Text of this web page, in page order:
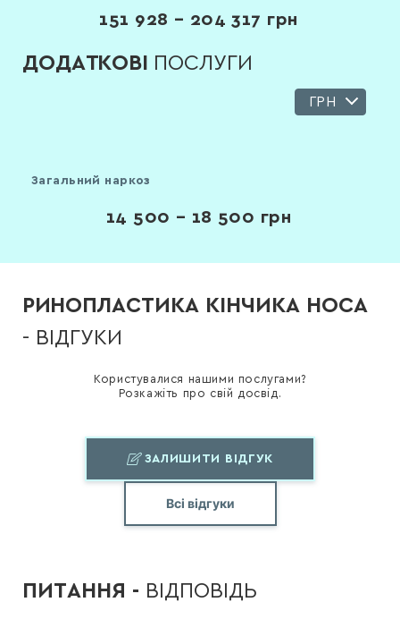
151 928 – 204 317 грн
ДОДАТКОВІ ПОСЛУГИ
ГРН
Загальний наркоз
14 500 – 18 500 грн
РИНОПЛАСТИКА КІНЧИКА НОСА
- ВІДГУКИ
Користувалися нашими послугами?
Розкажіть про свій досвід.
ЗАЛИШИТИ ВІДГУК
Всі відгуки
ПИТАННЯ - ВІДПОВІДЬ